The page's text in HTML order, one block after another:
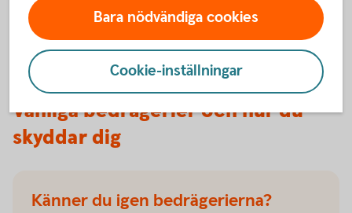
Sparkonto Plus – läs mer och öppna
Vanliga bedrägerier och hur du
skyddar dig
Känner du igen bedrägerierna?
Bara nödvändiga cookies
Cookie-inställningar